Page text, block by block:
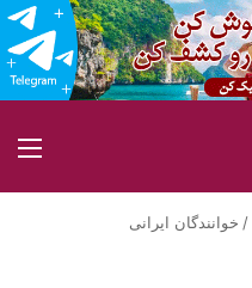
/ خوانندگان ایرانی